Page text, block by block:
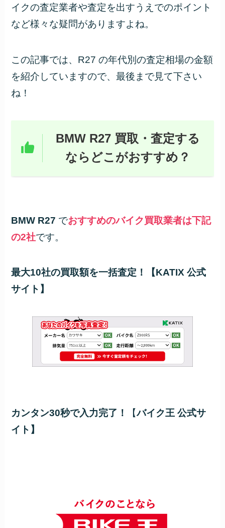
イクの査定業者や査定を出すうえでのポイント
など様々な疑問がありますよね。
この記事では、R27 の年代別の査定相場の金額
を紹介していますので、最後まで見て下さい
ね！
BMW R27 買取・査定する
ならどこがおすすめ？
BMW R27 でおすすめのバイク買取業者は下記
の2社です。
最大10社の買取額を一括査定！【KATIX 公式
サイト】
カンタン30秒で入力完了！ 【バイク王 公式サ
イト】